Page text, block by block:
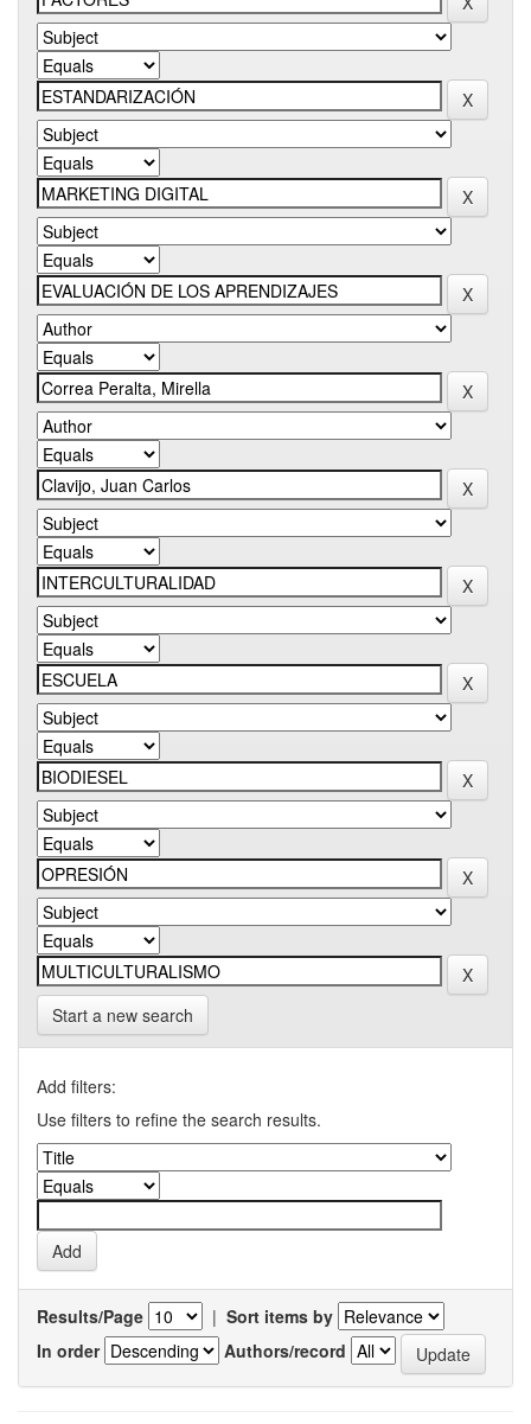
Start a new search
Add filters:
Use filters to refine the search results.
Results/Page | Sort items by
In order
Authors/record